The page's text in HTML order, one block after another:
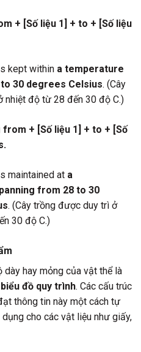
+ [Số liệu 1] + to + [Số liệu
kept within a temperature
30 degrees Celsius. (Cây
nhiệt độ từ 28 đến 30 độ C.)
+ [Số liệu 1] + to + [Số
maintained at a
from 28 to 30
. (Cây trồng được duy trì ở
30 độ C.)
hay mỏng của vật thể là
biểu đồ quy trình. Các cấu trúc
thông tin này một cách tự
cho các vật liệu như giấy,